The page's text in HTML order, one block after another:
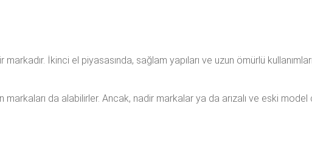
İkinci el piyasasında, sağlam yapıları ve uzun ömürlü
markaları da alabilirler. Ancak, nadir markalar ya da arızalı ve eski